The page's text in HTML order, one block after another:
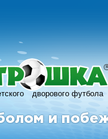
дворового футбола
R
и